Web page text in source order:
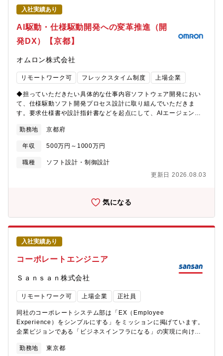
戦略策定から実行まで一貫して関わることができます。デジタル
技術を活用した業務改革や価値創造に取り組み、多様な部門と連
携してプロジェクトを推進することで、仕事を通して自己成長と
スキルアップの機会を得られるだけでなく、デジタルを通して企
業の発展にも直接貢献ができる、大きなやりがいを感じられるポ
景をお持ちの方にもぜひご応募いただきたいポジションです。
「ITスキルを、もっと手応えのある仕事に活かしたい」方他業界
の情報システム部門などでIT・システム運用のご経験を積まれて
おり、これまでのスキルを建設DXの人材育成・採用という新たな
フィールドで発揮できる環境です。「専門性を活かしつつ、働き
方も見直したい」方コンサルティングファームなどで高い専門
性・プロジェクト推進力を培ってきたものの、ワークライフバラ
わりながらもメリハリのある働き方を実現できます。「最初の一
アをスタートさせたばかりで、環境を変えて再出発を考えている
第二新卒の方。若手が裁量を持って挑戦できる風土と、丁寧なサ
入社実績あり
AI駆動・仕様駆動開発への変革推進（開
発DX）【京都】
オムロン株式会社
リモートワーク可 フレックスタイム制度 上場企業
◆担っていただきたい具体的な仕事内容ソフトウェア開発におい
て、仕様駆動ソフト開発プロセス設計に取り組んでいただきま
す。要求仕様書や設計指針書などを起点にして、AIエージェント
の成果物品質を担保される仕組み・プロセスの設計に取り組みま
す。また、インプットとなる要求仕様書などのドキュメントの標
準化、および品質マネジメントプロセスの構築にも取り組んでい
ただきます。プロセス革新を担うチームとして、取り組んでいた
を担っていただきます。① 商品プロジェクト特性に応じた仕様駆
品質評価・検証手法の確立③ 要求～設計～実装～テストのトレー
サビリティ基盤設計④ 要求仕様書などのインプットドキュメント
の標準化⑤ AIエージェントの学習・強化サイクルプロセスの構築
⑥ AI開発ガバナンスおよび監査プロセスの設計◆募集背景日本の
製造業を始めとするモノづくり現場は、熟練技術者の高齢化、人
財不足、属人化した開発に起因した低い開発生産性、など深刻な
課題に直面しています。我々は、生成AIやシミュレーションなど
DX技術やネットワーク技術を活用し、製造業のお客様の開発生産
性向上を通じて、世界や日本の製造業をより良くしていくことを
目指しています。我々と一緒に、「製造業DX」の推進を通じて製
造業をより良くしていきたい、という想いを持った方を、業界・
企業問わず幅広く募集しています（制御機器の開発経験は問いま
せん）。◆具体的な仕事内容に対しての期待する成果本職種は、
従来のソフトウェア開発プロセスを改善する役割ではなく、AIエ
ージェントと人が協働する次世代のソフトウェア開発プロセスを
価までを一気通貫でつなぐ仕組みの構築を通じて、将来のソフト
勤務地 京都府
年収 500万円～1000万円
職種
ソフト設計・制御設計
更新日 2026.08.03
気になる
入社実績あり
コーポレートエンジニア
Ｓａｎｓａｎ株式会社
リモートワーク可 上場企業 正社員
同社のコーポレートシステム部は「EX（Employee
Experience）をシンプルにする」をミッションに掲げています。
企業ビジョンである「ビジネスインフラになる」の実現に向けて
や業務体験を提供することを目指しています。【職務内容】経験
勤務地 東京都